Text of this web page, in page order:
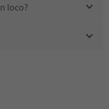
loco?
Casa Lena?
Guest Pass?